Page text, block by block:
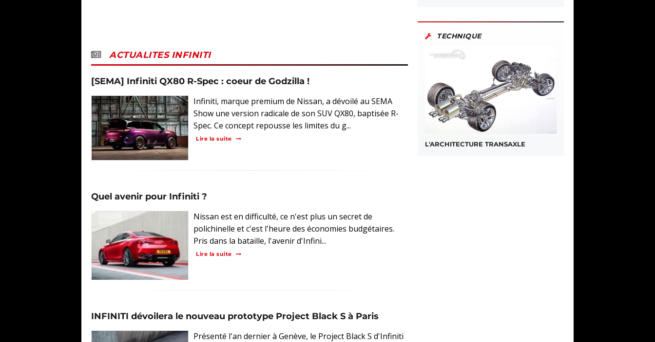
ACTUALITES INFINITI
[SEMA] Infiniti QX80 R-Spec : coeur de Godzilla !
Infiniti, marque premium de Nissan, a dévoilé au SEMA
Show une version radicale de son SUV QX80, baptisée R-
Spec. Ce concept repousse les limites du g...
Lire la suite
Quel avenir pour Infiniti ?
Nissan est en difficulté, ce n'est plus un secret de
polichinelle et c'est l'heure des économies budgétaires.
Pris dans la bataille, l'avenir d'Infini...
Lire la suite
INFINITI dévoilera le nouveau prototype Project Black S à Paris
Présenté l'an dernier à Genève, le Project Black S d'Infiniti
TECHNIQUE
L'ARCHITECTURE TRANSAXLE